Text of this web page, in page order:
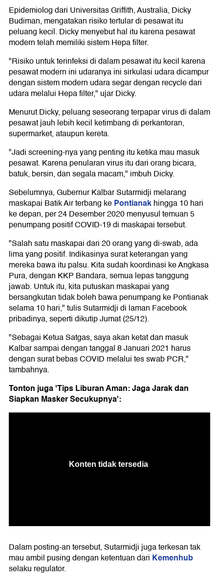
Epidemiolog dari Universitas Griffith, Australia, Dicky
Budiman, mengatakan risiko tertular di pesawat itu
peluang kecil. Dicky menyebut hal itu karena pesawat
modern telah memiliki sistem Hepa filter.
"Risiko untuk terinfeksi di dalam pesawat itu kecil karena
pesawat modern ini udaranya ini sirkulasi udara dicampur
dengan sistem modern udara segar dengan recycle dari
udara melalui Hepa filter," ujar Dicky.
Menurut Dicky, peluang seseorang terpapar virus di dalam
pesawat jauh lebih kecil ketimbang di perkantoran,
supermarket, ataupun kereta.
"Jadi screening-nya yang penting itu ketika mau masuk
pesawat. Karena penularan virus itu dari orang bicara,
batuk, bersin, dan segala macam," imbuh Dicky.
Sebelumnya, Gubernur Kalbar Sutarmidji melarang
maskapai Batik Air terbang kePontianakhingga 10 hari
ke depan, per 24 Desember 2020 menyusul temuan 5
penumpang positif COVID-19 di maskapai tersebut.
"Salah satu maskapai dari 20 orang yang di-swab, ada
lima yang positif. Indikasinya surat keterangan yang
mereka bawa itu palsu. Kita sudah koordinasi ke Angkasa
Pura, dengan KKP Bandara, semua lepas tanggung
jawab. Untuk itu, kita putuskan maskapai yang
bersangkutan tidak boleh bawa penumpang ke Pontianak
selama 10 hari," tulis Sutarmidji di laman Facebook
pribadinya, seperti dikutip Jumat (25/12).
"Sebagai Ketua Satgas, saya akan ketat dan masuk
Kalbar sampai dengan tanggal 8 Januari 2021 harus
dengan surat bebas COVID melalui tes swab PCR,"
tambahnya.
Tonton juga 'Tips Liburan Aman: Jaga Jarak dan
Siapkan Masker Secukupnya':
Dalam posting-an tersebut, Sutarmidji juga terkesan tak
mau ambil pusing dengan ketentuan dari Kemenhub
selaku regulator.